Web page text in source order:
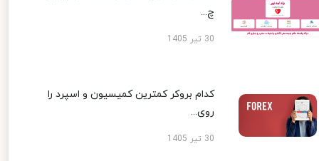
چ...
30 تیر 1405
کدام بروکر کمترین کمیسیون و اسپرد را
روی...
30 تیر 1405